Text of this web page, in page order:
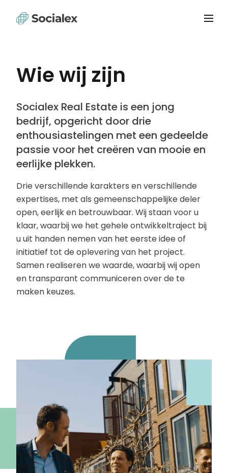
Wie wij zijn
Socialex Real Estate is een jong
bedrijf, opgericht door drie
enthousiastelingen met een gedeelde
passie voor het creëren van mooie en
eerlijke plekken.
Drie verschillende karakters en verschillende
expertises, met als gemeenschappelijke deler
open, eerlijk en betrouwbaar. Wij staan voor u
klaar, waarbij we het gehele ontwikkeltraject bij
u uit handen nemen van het eerste idee of
initiatief tot de oplevering van het project.
Samen realiseren we waarde, waarbij wij open
en transparant communiceren over de te
maken keuzes.